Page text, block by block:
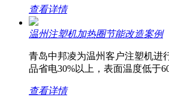
查看详情
温州注塑机加热圈节能改造案例
青岛中邦凌为温州客户注塑机进
品省电30%以上，表面温度低于
查看详情